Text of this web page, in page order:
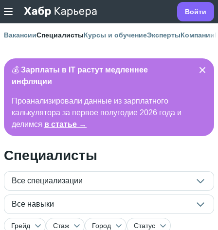
Войти
ВакансииСпециалистыКурсы и обучениеЭкспертыКомпании
💰 Зарплаты в IT растут медленнее
инфляции
Проанализировали данные из зарплатного
калькулятора за первое полугодие 2026 года и
делимся в статье →
Специалисты
Все специализации
Все навыки
Грейд Стаж Город
Статус